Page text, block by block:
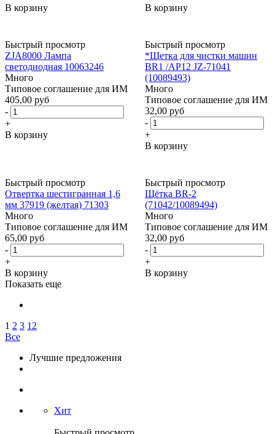
В корзину
В корзину
Быстрый просмотр
ZJA8000 Лампа
светодиодная 10063246
Много
Типовое соглашение для ИМ
405,00 руб
-
+
В корзину
Быстрый просмотр
*Щетка для чистки машин
BR1 /AP12 JZ-71041
(10089493)
Много
Типовое соглашение для ИМ
32,00 руб
-
+
В корзину
Быстрый просмотр
Отвертка шестигранная 1,6
мм 37919 (желтая) 71303
Много
Типовое соглашение для ИМ
65,00 руб
-
+
В корзину
Быстрый просмотр
Щётка BR-2
(71042/10089494)
Много
Типовое соглашение для ИМ
32,00 руб
-
+
В корзину
Показать еще
1 2 3 12
Все
Лучшие предложения
Хит